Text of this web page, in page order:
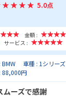
5.0点
金額 :
サービス :
BMW
車種 : 1シリーズ
88,000円
ムーズで感謝